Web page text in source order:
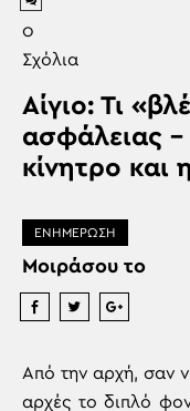
0
Σχόλια
Αίγιο: Τι
ασφάλειας
κίνητρο και
ΕΝΗΜΕΡΩΣΗ
Μοιράσου το
Από την αρχή, σαν
αρχές το διπλό